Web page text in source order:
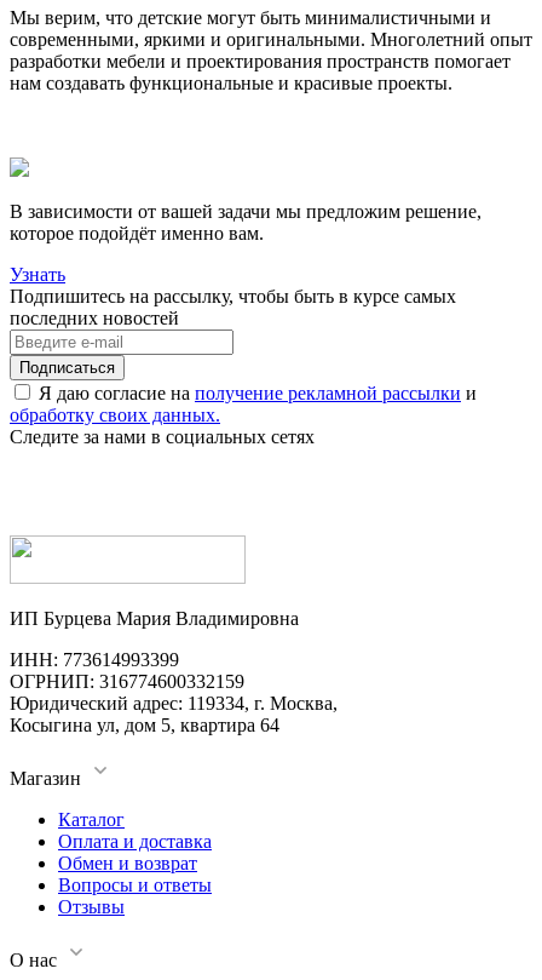
Мы верим, что детские могут быть минималистичными и
современными, яркими и оригинальными. Многолетний опыт
разработки мебели и проектирования пространств помогает
нам создавать функциональные и красивые проекты.
В зависимости от вашей задачи мы предложим решение,
которое подойдёт именно вам.
Узнать
Подпишитесь на рассылку, чтобы быть в курсе самых
последних новостей
Я даю согласие на получение рекламной рассылки и
обработку своих данных.
Следите за нами в социальных сетях
ИП Бурцева Мария Владимировна
ИНН: 773614993399
ОГРНИП: 316774600332159
Юридический адрес: 119334, г. Москва,
Косыгина ул, дом 5, квартира 64
Магазин
Каталог
Оплата и доставка
Обмен и возврат
Вопросы и ответы
Отзывы
О нас